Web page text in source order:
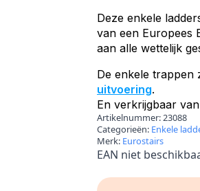
Deze enkele
van een Europees
aan alle wettelijk
De enkele trappen
uitvoering.
En verkrijgbaar
Artikelnummer:23088
Categorieën: Enkele
Merk: Eurostairs
EAN niet